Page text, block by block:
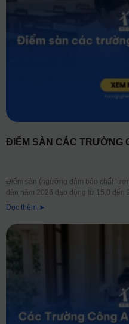
ĐIỂM SÀN CÁC TRƯỜNG
Điểm sàn (ngưỡng đảm bảo chất
dân năm 2026 dao động từ 15,0 đến
Đọc thêm ➤